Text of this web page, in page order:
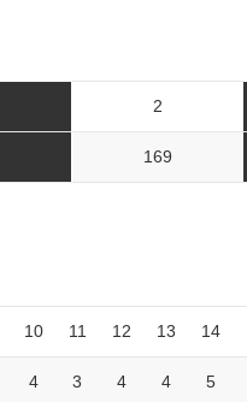
2
169
10 11 12 13 14
4 3 4 4 5